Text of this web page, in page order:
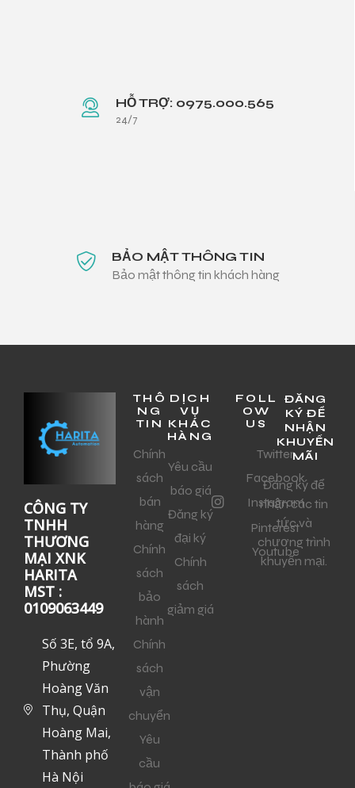
HỖ TRỢ: 0975.000.565
24/7
BẢO MẬT THÔNG TIN
Bảo mật thông tin khách hàng
CÔNG TY
TNHH
THƯƠNG
MẠI XNK
HARITA
MST :
0109063449
Số 3E, tổ 9A,
Phường
Hoàng Văn
Thụ, Quận
Hoàng Mai,
Thành phố
Hà Nội
THÔ
NG
TIN
Chính
sách
bán
hàng
Chính
sách
bảo
hành
Chính
sách
vận
chuyển
Yêu
cầu
DỊCH
VỤ
KHÁC
HÀNG
Yêu cầu
báo giá
Đăng ký
đại ký
Chính
sách
giảm giá
FOLL
OW
US
Twitter
Facebook
Instagram
Pinterest
Youtube
ĐĂNG
KÝ ĐỂ
NHẬN
KHUYẾN
MÃI
Đăng ký để
nhận các tin
tức và
chương trình
khuyến mại.